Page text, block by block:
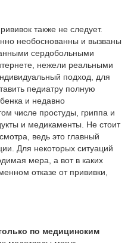
также не следует.
необоснованны и вызваны
сердобольными
нежели реальными
подход, для
педиатру полную
и недавно
числе простуды, гриппа и
и медикаменты. Не стоит
ведь это главный
Для некоторых ситуаций
мера, а вот в каких
отказе от прививки,
по медицинским